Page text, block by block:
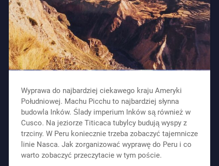
Wyprawa do najbardziej ciekawego kraju Ameryki
Południowej. Machu Picchu to najbardziej słynna
budowla Inków. Ślady imperium Inków są również w
Cusco. Na jeziorze Titicaca tubylcy budują wyspy z
trzciny. W Peru koniecznie trzeba zobaczyć tajemnicze
linie Nasca. Jak zorganizować wyprawę do Peru i co
warto zobaczyć przeczytacie w tym poście.